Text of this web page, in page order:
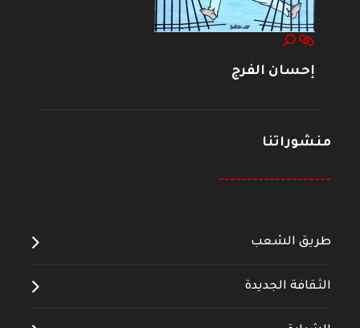
إحسان الفرج
منشوراتنا
--------------------
طريق الشعب
الثقافة الجديدة